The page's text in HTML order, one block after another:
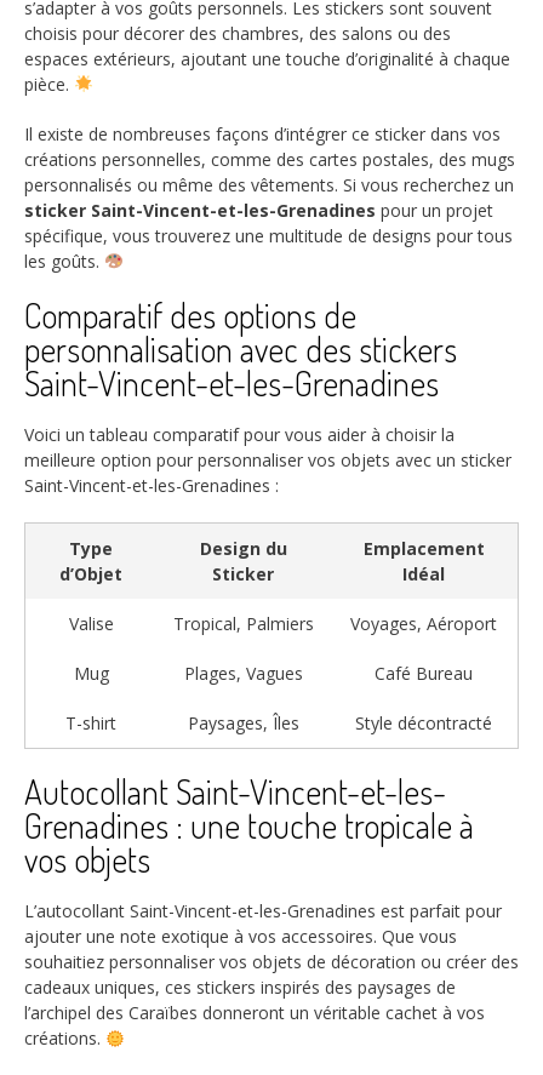
s’adapter à vos goûts personnels. Les stickers sont souvent
choisis pour décorer des chambres, des salons ou des
espaces extérieurs, ajoutant une touche d’originalité à chaque
pièce.
Il existe de nombreuses façons d’intégrer ce sticker dans vos
créations personnelles, comme des cartes postales, des mugs
personnalisés ou même des vêtements. Si vous recherchez un
sticker Saint-Vincent-et-les-Grenadines pour un projet
spécifique, vous trouverez une multitude de designs pour tous
les goûts.
Comparatif des options de
personnalisation avec des stickers
Saint-Vincent-et-les-Grenadines
Voici un tableau comparatif pour vous aider à choisir la
meilleure option pour personnaliser vos objets avec un sticker
Saint-Vincent-et-les-Grenadines :
Type
d’Objet
Design du
Sticker
Emplacement
Idéal
Valise Tropical, Palmiers Voyages, Aéroport
Mug Plages, Vagues Café Bureau
T-shirt Paysages, Îles Style décontracté
Autocollant Saint-Vincent-et-les-
Grenadines : une touche tropicale à
vos objets
L’autocollant Saint-Vincent-et-les-Grenadines est parfait pour
ajouter une note exotique à vos accessoires. Que vous
souhaitiez personnaliser vos objets de décoration ou créer des
cadeaux uniques, ces stickers inspirés des paysages de
l’archipel des Caraïbes donneront un véritable cachet à vos
créations.